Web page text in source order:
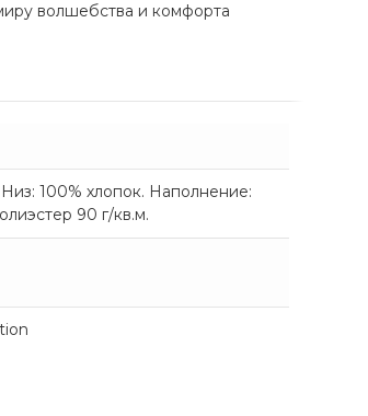
волшебства и комфорта
100% хлопок. Наполнение:
90 г/кв.м.